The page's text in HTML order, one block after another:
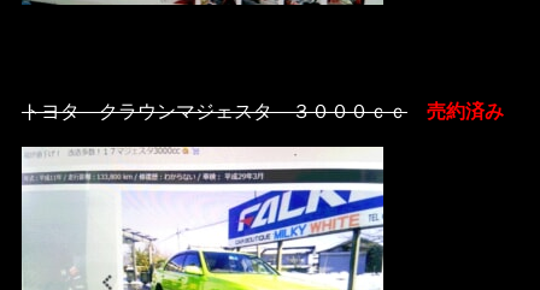
トヨタ クラウンマジェスタ ３０００ｃｃ 売約済み